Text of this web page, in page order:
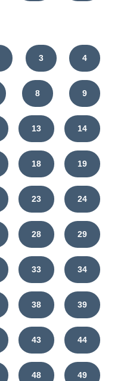
3 4
8 9
13 14
18 19
23 24
28 29
33 34
38 39
43 44
48 49